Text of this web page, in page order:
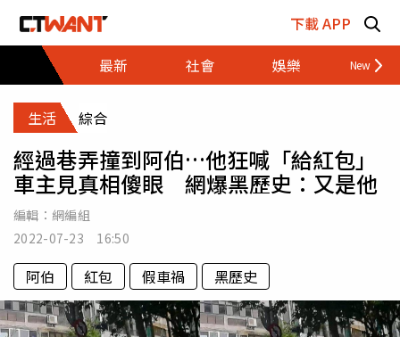
下載 APP
最新
社會 娛樂 財經
生活 綜合
經過巷弄撞到阿伯…他狂喊「給紅包」
車主見真相傻眼 網爆黑歷史：又是他
編輯： 網編組
2022-07-23 16:50
阿伯 紅包 假車禍 黑歷史